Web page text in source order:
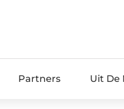
Partners Uit De